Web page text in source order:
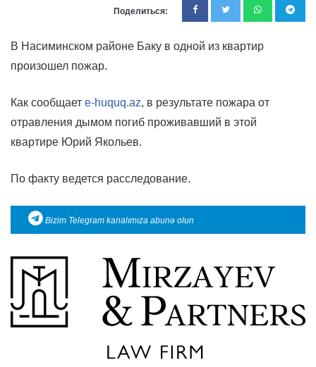
Поделиться:
В Насиминском районе Баку в одной из квартир
произошел пожар.
Как сообщает e-huquq.az, в результате пожара от
отравления дымом погиб проживавший в этой
квартире Юрий Якольев.
По факту ведется расследование.
Bizim Telegram kanalımıza abunə olun